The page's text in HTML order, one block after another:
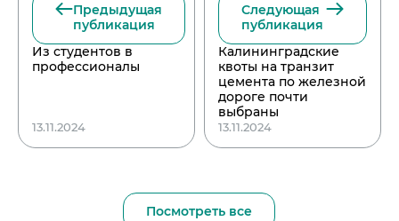
Предыдущая
публикация
Из студентов в
профессионалы
13.11.2024
Следующая
публикация
Калининградские
квоты на транзит
цемента по железной
дороге почти
выбраны
13.11.2024
Посмотреть все